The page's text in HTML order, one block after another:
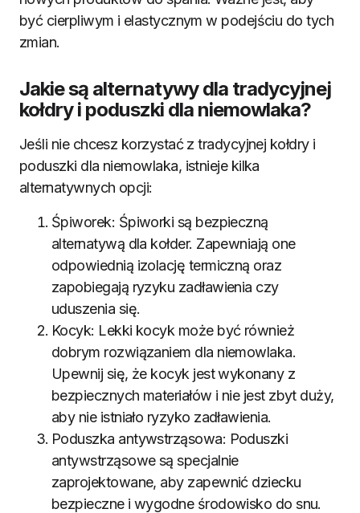
być cierpliwym i elastycznym w podejściu do tych
zmian.
Jakie są alternatywy dla tradycyjnej
kołdry i poduszki dla niemowlaka?
Jeśli nie chcesz korzystać z tradycyjnej kołdry i
poduszki dla niemowlaka, istnieje kilka
alternatywnych opcji:
Śpiworek: Śpiworki są bezpieczną
alternatywą dla kołder. Zapewniają one
odpowiednią izolację termiczną oraz
zapobiegają ryzyku zadławienia czy
uduszenia się.
Kocyk: Lekki kocyk może być również
dobrym rozwiązaniem dla niemowlaka.
Upewnij się, że kocyk jest wykonany z
bezpiecznych materiałów i nie jest zbyt duży,
aby nie istniało ryzyko zadławienia.
Poduszka antywstrząsowa: Poduszki
antywstrząsowe są specjalnie
zaprojektowane, aby zapewnić dziecku
bezpieczne i wygodne środowisko do snu.